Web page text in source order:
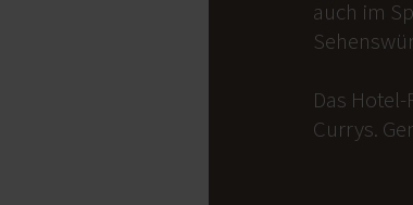
auch im
Das
Currys.